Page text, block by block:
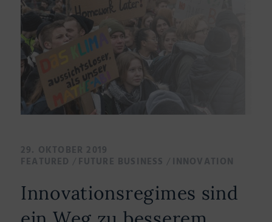
29. OKTOBER 2019
FEATURED / FUTURE BUSINESS / INNOVATION
Innovationsregimes sind